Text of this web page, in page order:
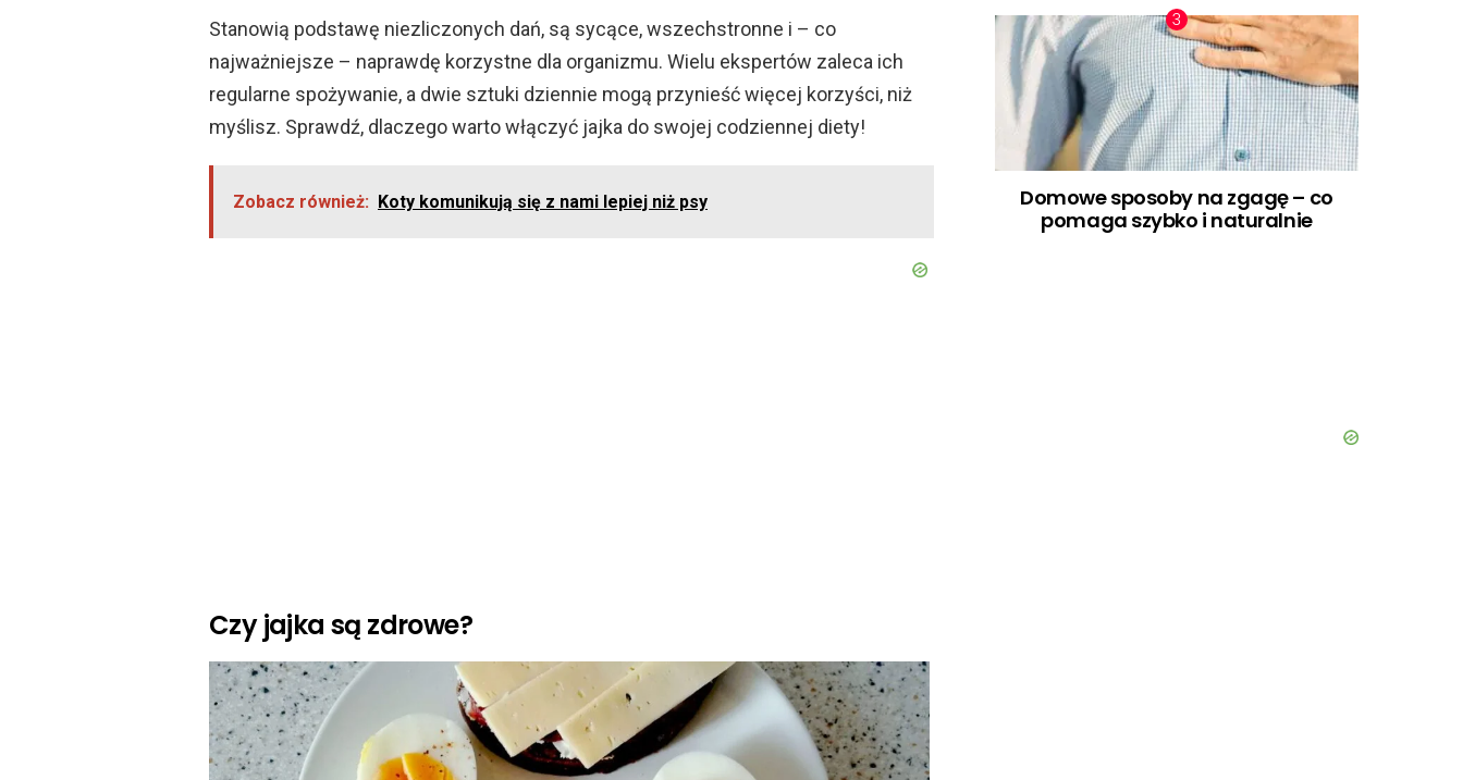
Stanowią podstawę niezliczonych dań, są sycące, wszechstronne i – co
najważniejsze – naprawdę korzystne dla organizmu. Wielu ekspertów zaleca ich
regularne spożywanie, a dwie sztuki dziennie mogą przynieść więcej korzyści, niż
myślisz. Sprawdź, dlaczego warto włączyć jajka do swojej codziennej diety!
Zobacz również: Koty komunikują się z nami lepiej niż psy
Czy jajka są zdrowe?
Domowe sposoby na zgagę – co
pomaga szybko i naturalnie